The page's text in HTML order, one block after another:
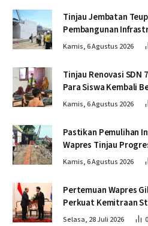
Tinjau Jembatan
Pembangunan
dan Tepat Waktu
Kamis, 6 Agustus 2026
Tinjau Renovasi SDN
Para Siswa Kembali
Pascabencana
Kamis, 6 Agustus 2026
Pastikan Pemulihan
Wapres Tinjau
Krueng Tingkeum
Kamis, 6 Agustus 2026
Pertemuan Wapres
Perkuat Kemitraan
Kamboja
Selasa, 28 Juli 2026 0